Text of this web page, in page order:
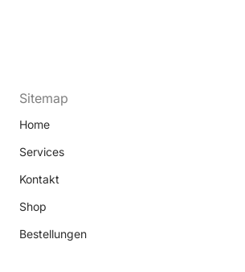
Sitemap
Home
Services
Kontakt
Shop
Bestellungen